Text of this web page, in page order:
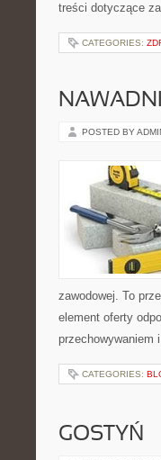
treści dotyczące
CATEGORIES:
POSTED BY
zawodowej. To
element oferty
przechowywaniem
CATEGORIES:
GOSTYŃ